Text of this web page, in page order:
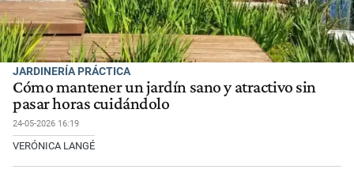
JARDINERÍA PRÁCTICA
Cómo mantener un jardín sano y atractivo sin
pasar horas cuidándolo
24-05-2026 16:19
VERÓNICA LANGÉ